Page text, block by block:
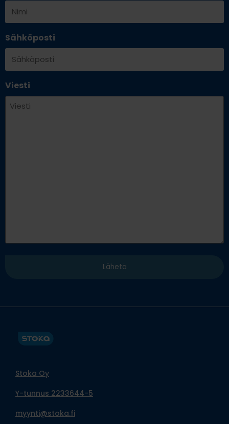
Sähköposti
Viesti
Stoka Oy
Y-tunnus 2233644-5
myynti@stoka.fi